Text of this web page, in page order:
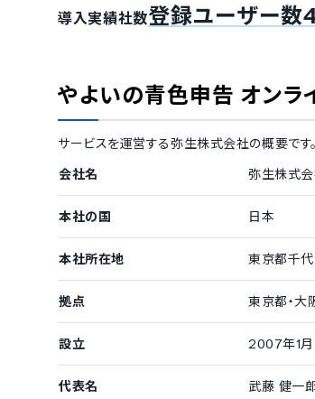
対応言語
ドイツ語
ノルウェー語
アラビア語
チェコ語
IT導入補助金対象
導入実績社数登録ユーザー数
やよいの青色申告 オンラ
サービスを運営する弥生株式会社の概要です。
会社名
弥生株式
本社の国 日本
本社所在地 東京都千
拠点 東京都・大
設立 2007年1月
代表名 武藤 健一